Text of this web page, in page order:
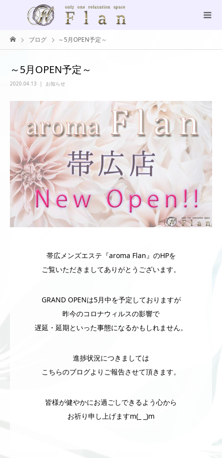
ブログ ～5月OPEN予定～
～5月OPEN予定～
2020.04.13 お知らせ
帯広メンズエステ『aroma Flan』のHPを
ご覧いただきましてありがとうございます。
GRAND OPENは5月中を予定しておりますが
昨今のコロナウィルスの影響で
遅延・延期といった事態になるかもしれません。
進捗状況につきましては
こちらのブログよりご報告させて頂きます。
皆様が健やかにお過ごしできるよう心から
お祈り申し上げますm(_ _)m